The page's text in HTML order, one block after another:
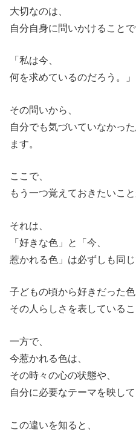
大切なのは、
自分自身に問いかけることで
「私は今、
何を求めているのだろう。」
その問いから、
自分でも気づいていなかっ
ます。
ここで、
もう一つ覚えておきたいこと
それは、
「好きな色」と「今、
惹かれる色」は必ずしも同
子どもの頃から好きだった色
その人らしさを表しているこ
一方で、
今惹かれる色は、
その時々の心の状態や、
自分に必要なテーマを映し
この違いを知ると、